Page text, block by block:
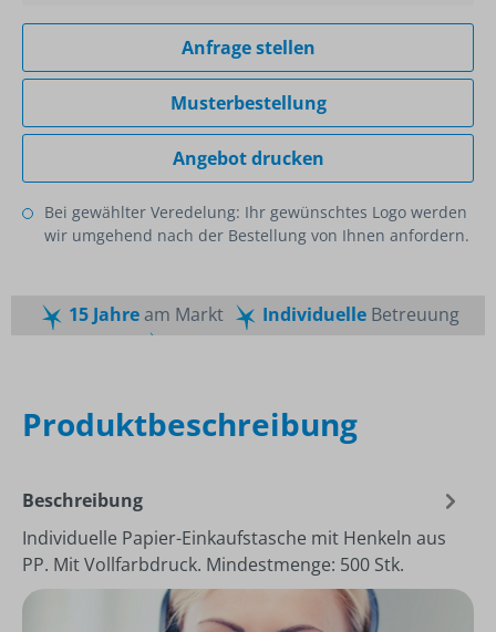
Anfrage stellen
Musterbestellung
Angebot drucken
Bei gewählter Veredelung: Ihr gewünschtes Logo werden
wir umgehend nach der Bestellung von Ihnen anfordern.
15 Jahream Markt IndividuelleBetreuung
Produktbeschreibung
Beschreibung
Individuelle Papier-Einkaufstasche mit Henkeln aus
PP. Mit Vollfarbdruck. Mindestmenge: 500 Stk.